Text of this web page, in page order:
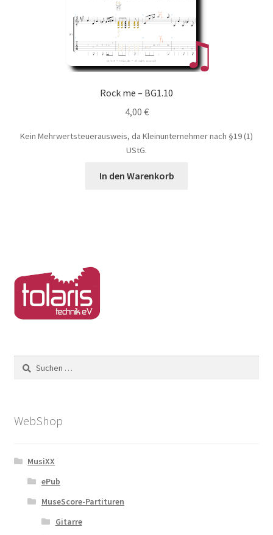
Rock me – BG1.10
4,00 €
Kein Mehrwertsteuerausweis, da Kleinunternehmer nach §19 (1)
UStG.
In den Warenkorb
Suchen
nach:
WebShop
MusiXX
ePub
MuseScore-Partituren
Gitarre